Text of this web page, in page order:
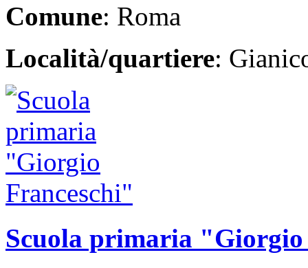
Comune: Roma
Località/quartiere:
Scuola primaria